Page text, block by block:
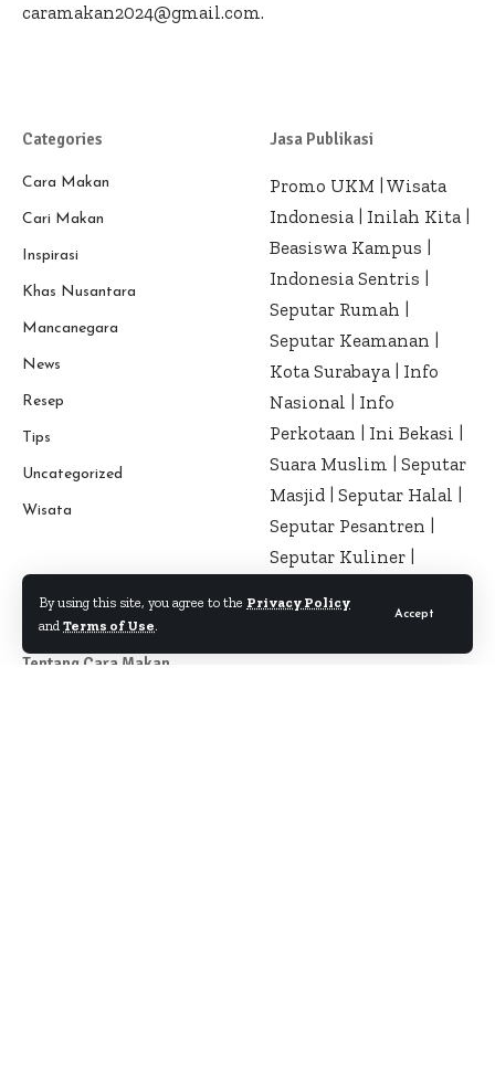
By using this site, you agree to the Privacy Policy
and Terms of Use.
Accept
caramakan2024@gmail.com.
Categories
Cara Makan
Cari Makan
Inspirasi
Khas Nusantara
Mancanegara
News
Resep
Tips
Uncategorized
Wisata
Jasa Publikasi
Promo UKM Wisata
Indonesia
Inilah Kita
Beasiswa Kampus
Indonesia Sentris
Seputar Rumah
Seputar Keamanan
Kota Surabaya
Info
Nasional
Info
Perkotaan
Ini Bekasi
Suara Muslim
Seputar
Masjid Seputar Halal
Seputar Pesantren
Seputar Kuliner
Tentang Cara Makan